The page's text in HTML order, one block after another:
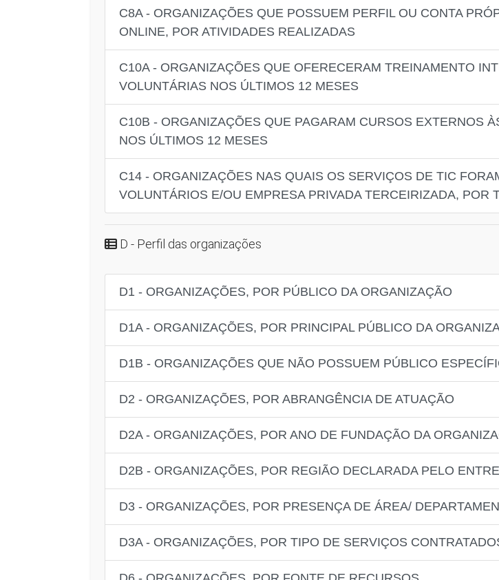
C8A - ORGANIZAÇÕES QUE POSSUEM PERFIL OU CONTA
ONLINE, POR ATIVIDADES REALIZADAS
C10A - ORGANIZAÇÕES QUE OFERECERAM TREINAMENTO
VOLUNTÁRIAS NOS ÚLTIMOS 12 MESES
C10B - ORGANIZAÇÕES QUE PAGARAM CURSOS EXTERNOS
NOS ÚLTIMOS 12 MESES
C14 - ORGANIZAÇÕES NAS QUAIS OS SERVIÇOS DE TIC
VOLUNTÁRIOS E/OU EMPRESA PRIVADA TERCEIRIZADA, POR
D - Perfil das organizações
D1 - ORGANIZAÇÕES, POR PÚBLICO DA ORGANIZAÇÃO
D1A - ORGANIZAÇÕES, POR PRINCIPAL PÚBLICO DA
D1B - ORGANIZAÇÕES QUE NÃO POSSUEM PÚBLICO
D2 - ORGANIZAÇÕES, POR ABRANGÊNCIA DE ATUAÇÃO
D2A - ORGANIZAÇÕES, POR ANO DE FUNDAÇÃO DA
D2B - ORGANIZAÇÕES, POR REGIÃO DECLARADA PELO
D3 - ORGANIZAÇÕES, POR PRESENÇA DE ÁREA/
D3A - ORGANIZAÇÕES, POR TIPO DE SERVIÇOS